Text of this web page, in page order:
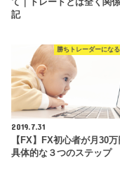
て｜トレードとは全く関
記
勝ちトレーダーにな
2019.7.31
【FX】FX初心者が月30
具体的な３つのステップ